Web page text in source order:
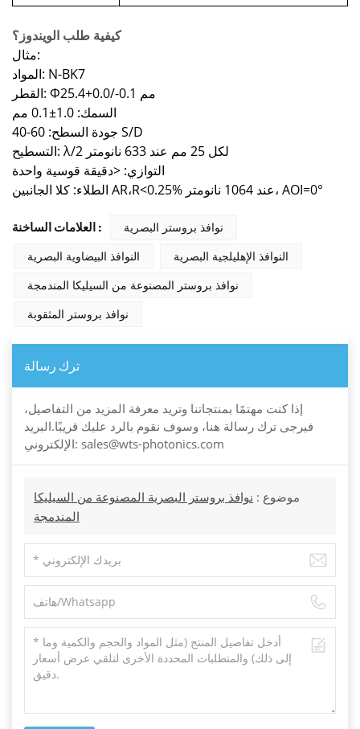
كيفية طلب الويندوز؟
مثال:
المواد: N-BK7
القطر: Φ25.4+0.0/-0.1 مم
السمك: 1.0±0.1 مم
جودة السطح: 60-40 S/D
التسطيح: λ/2 لكل 25 مم عند 633 نانومتر
التوازي: <دقيقة قوسية واحدة
الطلاء: كلا الجانبين AR،R<0.25% عند 1064 نانومتر، AOI=0°
العلامات الساخنة :
نوافذ بروستر البصرية
النوافذ البيضاوية البصرية
النوافذ الإهليلجية البصرية
نوافذ بروستر المصنوعة من السيليكا المندمجة
نوافذ بروستر المثقوبة
ترك رسالة
إذا كنت مهتمًا بمنتجاتنا وتريد معرفة المزيد من التفاصيل،
فيرجى ترك رسالة هنا، وسوف نقوم بالرد عليك قريبًا.البريد
الإلكتروني: sales@wts-photonics.com
موضوع : نوافذ بروستر البصرية المصنوعة من السيليكا
المندمجة